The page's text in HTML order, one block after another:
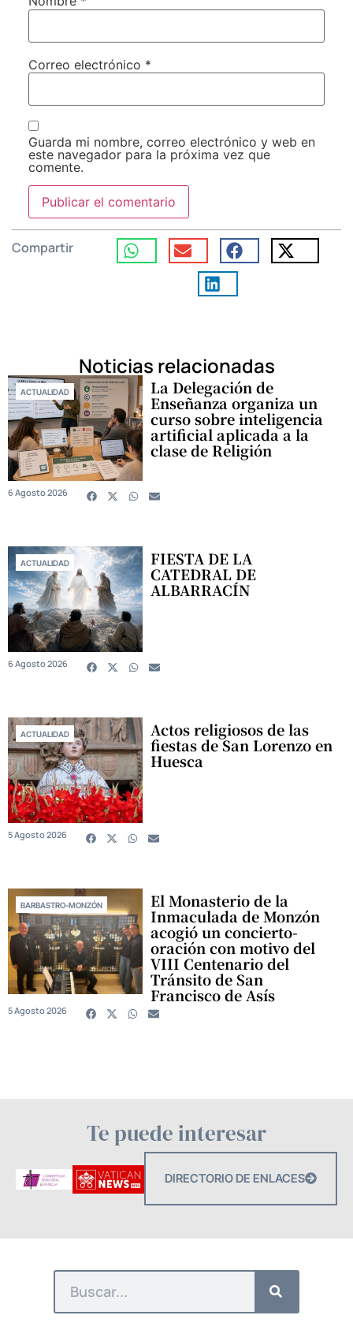
Correo electrónico *
Guarda mi nombre, correo electrónico y web en
este navegador para la próxima vez que
comente.
Compartir
Noticias relacionadas
ACTUALIDAD La Delegación de
Enseñanza organiza un
curso sobre inteligencia
artificial aplicada a la
clase de Religión
6 Agosto 2026
ACTUALIDAD FIESTA DE LA
CATEDRAL DE
ALBARRACÍN
6 Agosto 2026
ACTUALIDAD Actos religiosos de las
fiestas de San Lorenzo en
Huesca
5 Agosto 2026
BARBASTRO-MONZÓN El Monasterio de la
Inmaculada de Monzón
acogió un concierto-
oración con motivo del
VIII Centenario del
Tránsito de San
Francisco de Asís
5 Agosto 2026
Te puede interesar
DIRECTORIO DE ENLACES